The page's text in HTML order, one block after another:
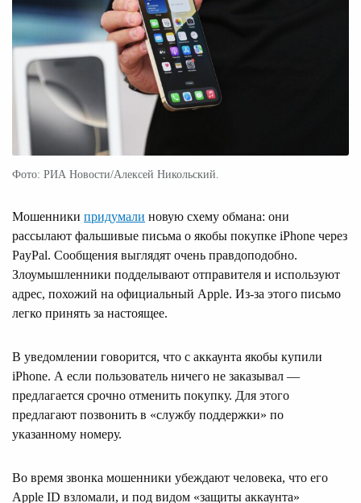
Фото: РИА Новости/Алексей Никольский.
Мошенники придумали новую схему обмана: они
рассылают фальшивые письма о якобы покупке iPhone через
PayPal. Сообщения выглядят очень правдоподобно.
Злоумышленники подделывают отправителя и используют
адрес, похожий на официальный Apple. Из-за этого письмо
легко принять за настоящее.
В уведомлении говорится, что с аккаунта якобы купили
iPhone. А если пользователь ничего не заказывал —
предлагается срочно отменить покупку. Для этого
предлагают позвонить в «службу поддержки» по
указанному номеру.
Во время звонка мошенники убеждают человека, что его
Apple ID взломали, и под видом «защиты аккаунта»